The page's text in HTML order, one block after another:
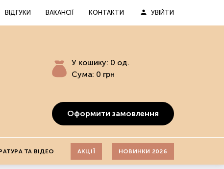
ВІДГУКИ ВАКАНСІЇ КОНТАКТИ УВІЙТИ
У кошику: 0 од.
Сума: 0 грн
Оформити замовлення
ТА ВІДЕО АКЦІЇ НОВИНКИ 2026